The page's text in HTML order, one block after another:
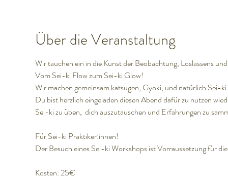
Über die Veranstaltung
Wir tauchen ein in die Kunst der Beobachtung, Loslassens
Vom Sei-ki Flow zum Sei-ki Glow!
Wir machen gemeinsam katsugen, Gyoki, und natürlich Sei-ki.
Du bist herzlich eingeladen diesen Abend dafür zu nutzen
Sei-ki zu üben,  dich auszutauschen und Erfahrungen zu
Für Sei-ki Praktiker:innen!
Der Besuch eines Sei-ki Workshops ist Vorraussetzung für
Kosten: 25€